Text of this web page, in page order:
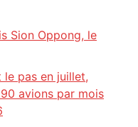
Sion Oppong, le
le pas en juillet,
avions par mois